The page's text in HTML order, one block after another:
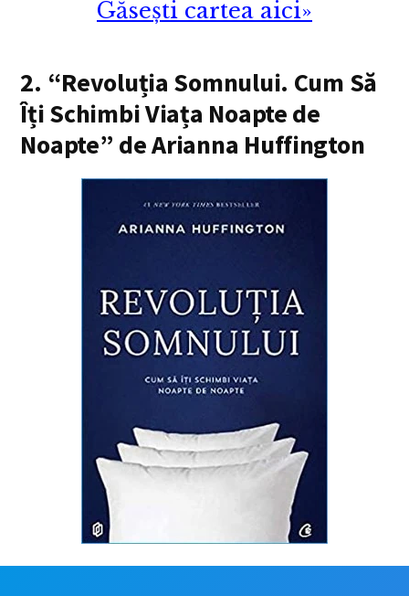
Găsești cartea aici»
2. “Revoluția Somnului. Cum Să
Îți Schimbi Viața Noapte de
Noapte” de Arianna Huffington